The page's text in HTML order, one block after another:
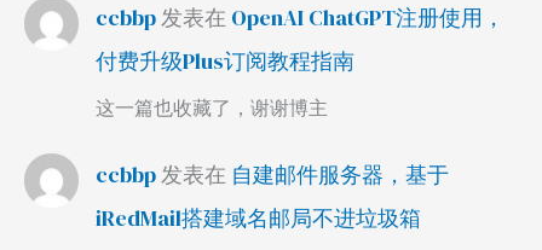
ccbbp发表在 OpenAI ChatGPT注册使用，
付费升级Plus订阅教程指南
这一篇也收藏了，谢谢博主
ccbbp发表在 自建邮件服务器，基于
iRedMail搭建域名邮局不进垃圾箱